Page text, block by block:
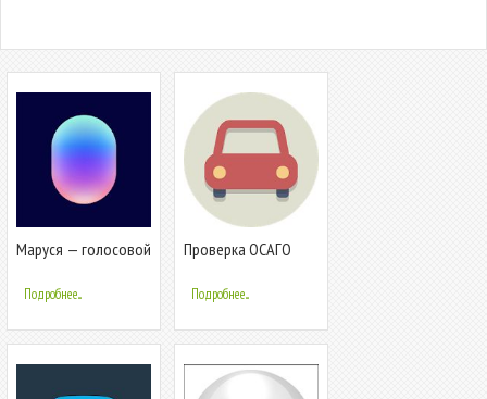
Маруся — голосовой
Подробнее...
Проверка ОСАГО
Подробнее...